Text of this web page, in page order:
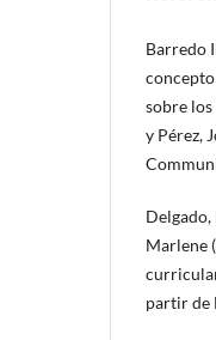
Barredo
sobre los
y Pérez,
Marlene
partir de